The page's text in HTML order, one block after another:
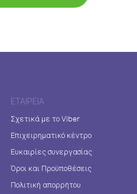
ΕΤΑΙΡΕΊΑ
Σχετικά με το Viber
Επιχειρηματικό κέντρο
Ευκαιρίες συνεργασίας
Όροι και Προϋποθέσεις
Πολιτική απορρήτου